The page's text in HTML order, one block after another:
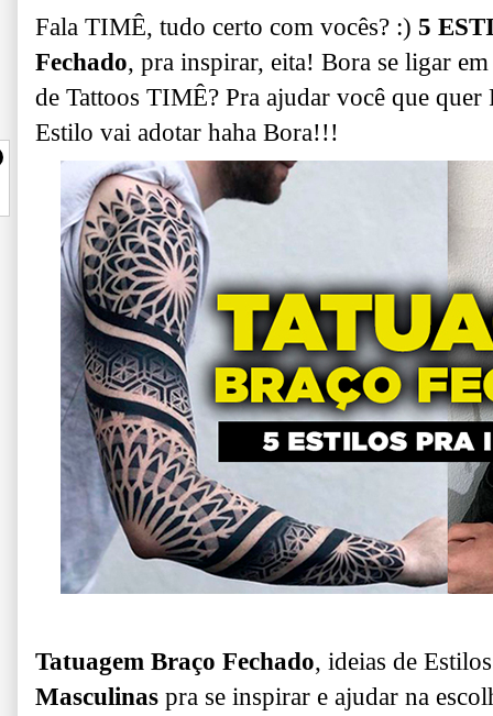
Fala TIMÊ, tudo certo com vocês? :) 5
Fechado, pra inspirar, eita! Bora se ligar
de Tattoos TIMÊ? Pra ajudar você que
Estilo vai adotar haha Bora!!!
Tatuagem Braço Fechado, ideias de
Masculinas pra se inspirar e ajudar na